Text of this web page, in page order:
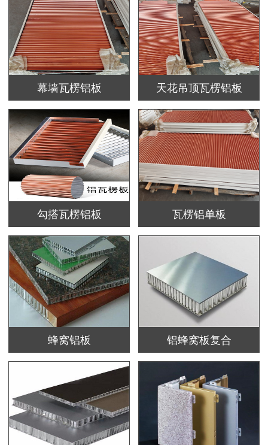
幕墙瓦楞铝板 天花吊顶瓦楞铝板
勾搭瓦楞铝板 瓦楞铝单板
蜂窝铝板 铝蜂窝板复合